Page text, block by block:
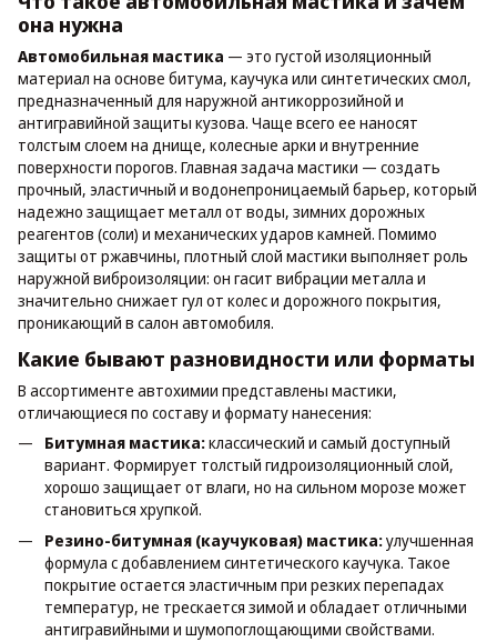
она нужна
Автомобильная мастика — это густой изоляционный
материал на основе битума, каучука или синтетических смол,
предназначенный для наружной антикоррозийной и
антигравийной защиты кузова. Чаще всего ее наносят
толстым слоем на днище, колесные арки и внутренние
поверхности порогов. Главная задача мастики — создать
прочный, эластичный и водонепроницаемый барьер, который
надежно защищает металл от воды, зимних дорожных
реагентов (соли) и механических ударов камней. Помимо
защиты от ржавчины, плотный слой мастики выполняет роль
наружной виброизоляции: он гасит вибрации металла и
значительно снижает гул от колес и дорожного покрытия,
проникающий в салон автомобиля.
Какие бывают разновидности или форматы
В ассортименте автохимии представлены мастики,
отличающиеся по составу и формату нанесения:
Битумная мастика:классический и самый доступный
вариант. Формирует толстый гидроизоляционный слой,
хорошо защищает от влаги, но на сильном морозе может
становиться хрупкой.
Резино-битумная (каучуковая) мастика:улучшенная
формула с добавлением синтетического каучука. Такое
покрытие остается эластичным при резких перепадах
температур, не трескается зимой и обладает отличными
антигравийными и шумопоглощающими свойствами.